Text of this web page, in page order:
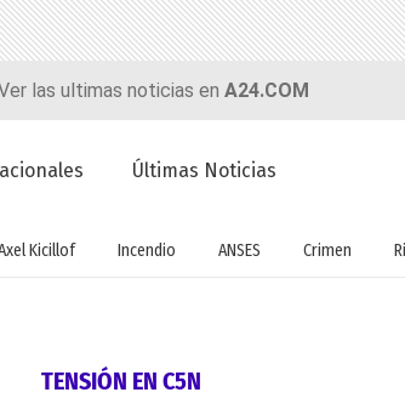
las ultimas noticias en A24.COM
Últimas Noticias
Kicillof Incendio ANSES Crimen
TENSIÓN EN C5N